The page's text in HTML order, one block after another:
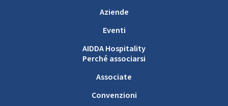
Aziende
Eventi
AIDDA Hospitality
Perché associarsi
Associate
Convenzioni